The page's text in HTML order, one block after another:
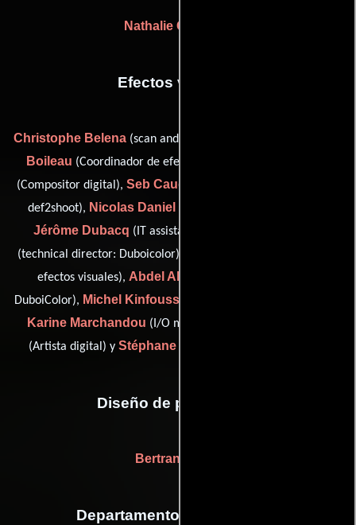
Nathalie Guermah
Efectos visuales
Christophe Belena (scan and printing: Duboicolor),
Boileau (Coordinador de efectos visuales),
(Compositor digital), Seb Caudron
def2shoot), Nicolas Daniel (video operator: Duboicolor),
Jérôme Dubacq (IT assistant),
(technical director: Duboicolor),
efectos visuales), Abdel Ali Kassou
DuboiColor), Michel Kinfoussia
Karine Marchandou (I/O manager),
(Artista digital) y Stéphane Soubiran
Diseño de producción
Bertrand Seitz
Departamento de maquillaje